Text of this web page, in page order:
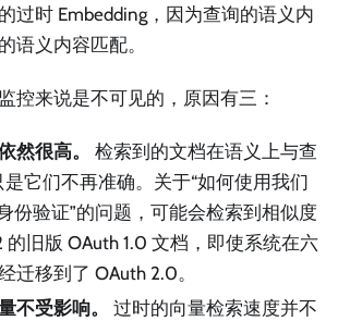
过时 Embedding，因为查询的语义内
语义内容匹配。
控来说是不可见的，原因有三：
然很高。
检索到的文档在语义上与查
它们不再准确。关于“如何使用我们
份验证”的问题，可能会检索到相似度
的旧版 OAuth 1.0 文档，即使系统在六
迁移到了 OAuth 2.0。
不受影响。
过时的向量检索速度并不